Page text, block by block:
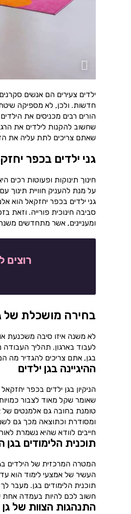
ילדים צעירים הם אנשים
חדשות. ולכן, לא מספיקה
הורים רבים מכניסים את
שחשוב להקנות לילדים את
שאתם צריכים לתת עליה את
גני ילדים בכפר
חינוך תינוקות ופעוטות רכים
על מנת להעניק חוויית תינוך
גני ילדים בכפר יחזקאל הוא
סביבה חינוכית פורייה. וזאת
ומעניינים, אשר מתחדשים
רוצים
בחירה מושכלת של
לא משנה איזו סיבה משכנעת
לעבוד בארגון. תהליך
בגן, אתם צריכים להגדיר מה
ההיגיינה בגן ילדים
הניקיון בגן ילדים בכפר
שאומר שקל מאוד לצבור
טומנת בחובה גם אלמנטים של
ומסודרת וכתוצאה מכך גם
חייבים לוודא שהיא נשמרת
תוכנית הלימודים בגן
המטרה המרכזית של הילדים בגן,
העשיר של אמצעי לימוד הוא
תוכנית הלימודים בגן. מעבר
חשוב לכם להיות בעמדה אחת
התנהגות הצוות של גן